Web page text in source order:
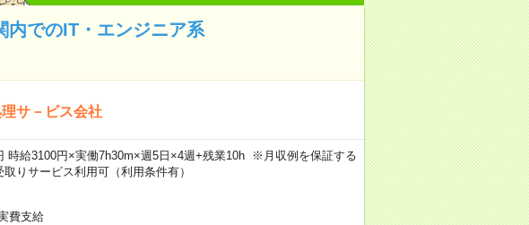
内でのIT・エンジニア系
サ－ビス会社
給3100円×実働7h30m×週5日×4週+残業10h ※月収例を保証する
りサービス利用可（利用条件有）
費支給